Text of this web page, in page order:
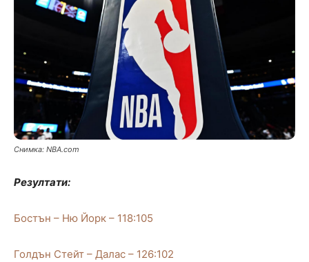
Снимка: NBA.com
Резултати:
Бостън – Ню Йорк – 118:105
Голдън Стейт – Далас – 126:102